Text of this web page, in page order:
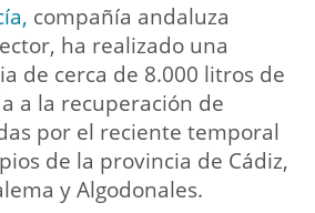
compañía andaluza
ha realizado una
de cerca de 8.000 litros de
a la recuperación de
por el reciente temporal
de la provincia de Cádiz,
y Algodonales.